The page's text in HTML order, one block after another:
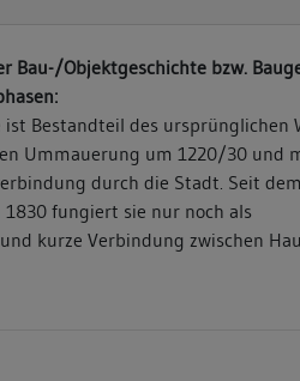
Bau-/Objektgeschichte bzw.
Bestandteil des ursprünglichen
Ummauerung um 1220/30 und
durch die Stadt. Seit
fungiert sie nur noch als
kurze Verbindung zwischen